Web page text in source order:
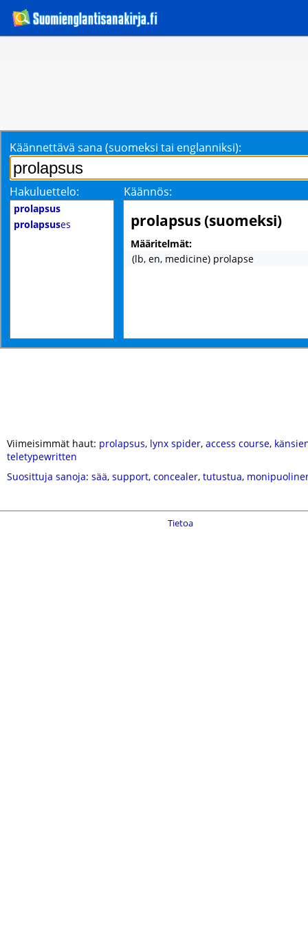
Käännettävä sana (suomeksi tai englanniksi):
Hakuluettelo: Käännös:
prolapsus
prolapsuses prolapsus (suomeksi)
Määritelmät:
(lb, en, medicine) prolapse
Viimeisimmät haut: prolapsus, lynx spider, access course,
teletypewritten
Suosittuja sanoja: sää, support, concealer, tutustua,
Tietoa